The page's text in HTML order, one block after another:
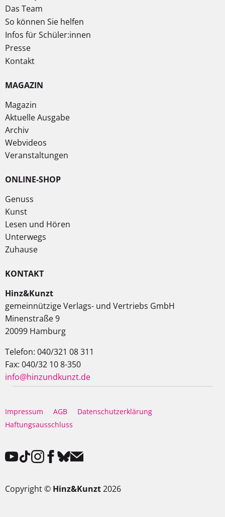
Das Team
So können Sie helfen
Infos für Schüler:innen
Presse
Kontakt
MAGAZIN
Magazin
Aktuelle Ausgabe
Archiv
Webvideos
Veranstaltungen
ONLINE-SHOP
Genuss
Kunst
Lesen und Hören
Unterwegs
Zuhause
KONTAKT
Hinz&Kunzt
gemeinnützige Verlags- und Vertriebs GmbH
Minenstraße 9
20099 Hamburg
Telefon: 040/321 08 311
Fax: 040/32 10 8-350
info@hinzundkunzt.de
Impressum AGB
Datenschutzerklärung
Haftungsausschluss
Copyright © Hinz&Kunzt2026